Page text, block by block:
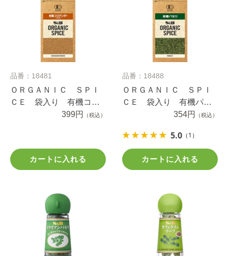
品番：18481
ＯＲＧＡＮＩＣ ＳＰＩ
ＣＥ 袋入り 有機コリ
アンダー（パウダー）
399円 （税込）
カートに入れる
品番：18488
ＯＲＧＡＮＩＣ ＳＰＩ
ＣＥ 袋入り 有機パセ
354円 （税込）
5.0 （1）
カートに入れる